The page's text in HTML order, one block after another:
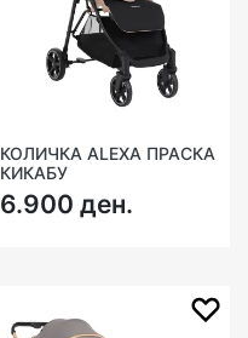
КОЛИЧКА ALEXA ПРАСКА
КИКАБУ
6.900 ден.